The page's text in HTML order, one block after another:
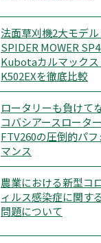
法面草刈機2大モデル
SPIDER MOWER
Kubotaカルマックス
K502EXを徹底比較
ロータリーも負けて
コバシアースローター
FTV260の圧倒的パフ
マンス
農業における新型コ
ィルス感染症に関す
問題について